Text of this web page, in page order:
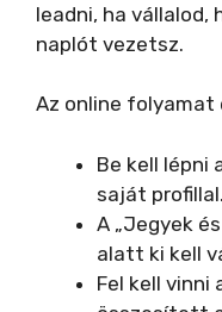
leadni, ha vállalod,
naplót vezetsz.
Az online folyamat
Be kell lépni
saját profillal.
A „Jegyek
alatt ki kell
Fel kell vinni